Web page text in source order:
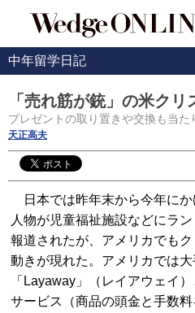
中年留学日記
「売れ筋が銃」の米クリ
プレゼントの取り置きや交換も当た
天正高夫
日本では昨年末から今年にか
人物が児童福祉施設などにラ
報道されたが、アメリカでも
動きが現れた。アメリカでは
「Layaway」（レイアウェイ
サービス（商品の頭金と手数